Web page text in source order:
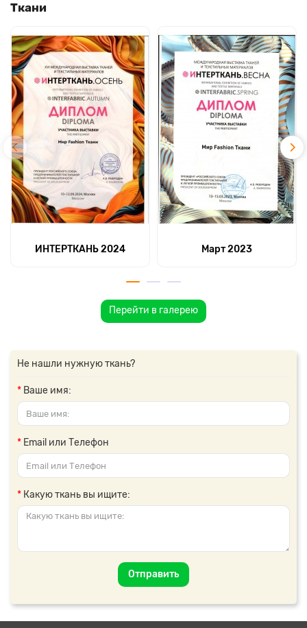
Ткани
ИНТЕРТКАНЬ 2024 Март 2023
Перейти в галерею
Не нашли нужную ткань?
Ваше имя:
Email или Телефон
Какую ткань вы ищите:
Отправить